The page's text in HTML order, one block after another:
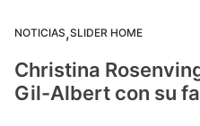
NOTICIAS,SLIDER HOME
Christina
Gil-Albert con su